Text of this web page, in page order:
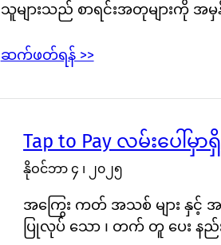
သူများသည် စာရင်းအတုများကို အ
ဆက်ဖတ်ရန် >>
Tap to Pay လမ်းပေါ်မှာရှိ
နိုဝင်ဘာ ၄ ၊ ၂၀၂၅
အကြွေး ကတ် အသစ် များ နှင့်
ပြုလုပ် သော ၊ တက် တူ ပေး နည်